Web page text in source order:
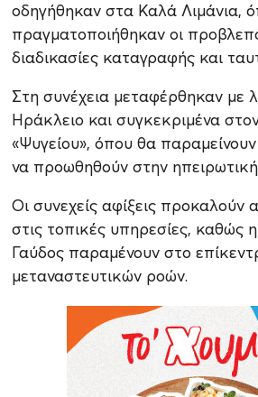
οδηγήθηκαν στα Καλά Λιμάνια,
πραγματοποιήθηκαν οι
διαδικασίες καταγραφής και
Στη συνέχεια μεταφέρθηκαν με
Ηράκλειο και συγκεκριμένα
«Ψυγείου», όπου θα
να προωθηθούν στην
Οι συνεχείς αφίξεις προκαλούν
στις τοπικές υπηρεσίες, καθώς
Γαύδος παραμένουν στο
μεταναστευτικών ροών.